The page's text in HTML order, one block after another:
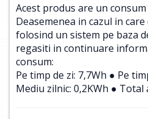
Acest produs are un
Deasemenea in cazul in
folosind un sistem pe baza
regasiti in continuare
consum:
Pe timp de zi: 7,7Wh ● Pe
Mediu zilnic: 0,2KWh ● Total